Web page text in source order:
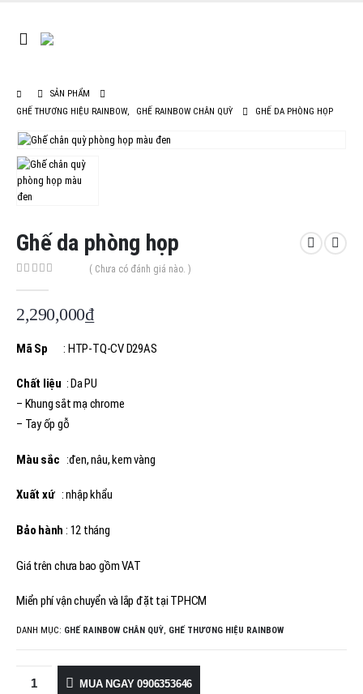
SẢN PHẨM
GHẾ THƯƠNG HIỆU RAINBOW, GHẾ RAINBOW CHÂN QUỲ GHẾ DA PHÒNG HỌP
Ghế da phòng họp
( Chưa có đánh giá nào. )
2,290,000₫
Mã Sp : HTP-TQ-CV D29AS
Chất liệu : Da PU
– Khung sắt mạ chrome
– Tay ốp gỗ
Màu sắc :đen, nâu, kem vàng
Xuất xứ: nhập khẩu
Bảo hành : 12 tháng
Giá trên chưa bao gồm VAT
Miển phí vận chuyển và lắp đặt tại TPHCM
DANH MỤC: GHẾ RAINBOW CHÂN QUỲ, GHẾ THƯƠNG HIỆU RAINBOW
MUA NGAY 0906353646